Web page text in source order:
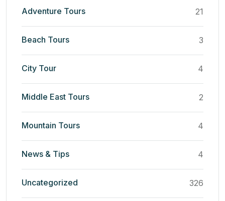
Adventure Tours 21
Beach Tours 3
City Tour 4
Middle East Tours 2
Mountain Tours 4
News & Tips 4
Uncategorized 326